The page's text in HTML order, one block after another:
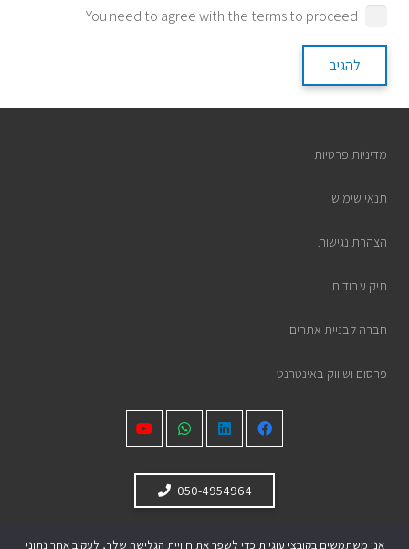
You need to agree with the terms to proceed
להגיב
מדיניות פרטיות
תנאי שימוש
הצהרת נגישות
תיק עבודות
חברה לבניית אתרים
פרסום ושיווק באינטרנט
050-4954964
אנו משתמשים בקובצי עוגיות כדי לשפר את חוויית הגלישה שלך, לעקוב אחר נתוני